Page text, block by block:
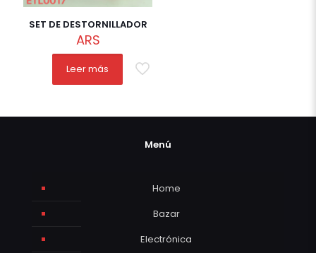
SET DE DESTORNILLADOR
ARS
Leer más
Menú
Home
Bazar
Electrónica